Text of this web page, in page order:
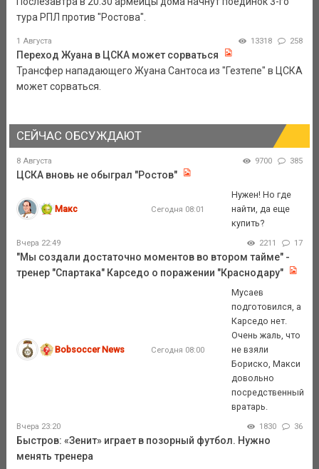
тура РПЛ против "Ростова".
1 Августа 13318 258
Переход Жуана в ЦСКА может сорваться
Трансфер нападающего Жуана Сантоса из "Гезтепе" в ЦСКА
может сорваться.
СЕЙЧАС ОБСУЖДАЮТ
8 Августа 9700 385
ЦСКА вновь не обыграл "Ростов"
Макс Сегодня 08:01
Нужен! Но где
найти, да еще
купить?
Вчера 22:49 2211 17
"Мы создали достаточно моментов во втором тайме" -
тренер "Спартака" Карседо о поражении "Краснодару"
Bobsoccer News Сегодня 08:00
Мусаев
подготовился, а
Карседо нет.
Очень жаль, что
не взяли
Бориско, Макси
довольно
посредственный
вратарь.
Вчера 23:20 1830 36
Быстров: «Зенит» играет в позорный футбол. Нужно
менять тренера